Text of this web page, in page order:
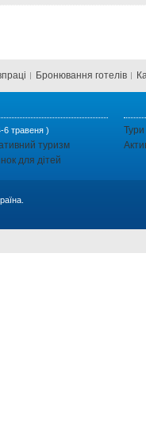
Бронювання готелів
6 травеня )
туризм
для дітей
Тури